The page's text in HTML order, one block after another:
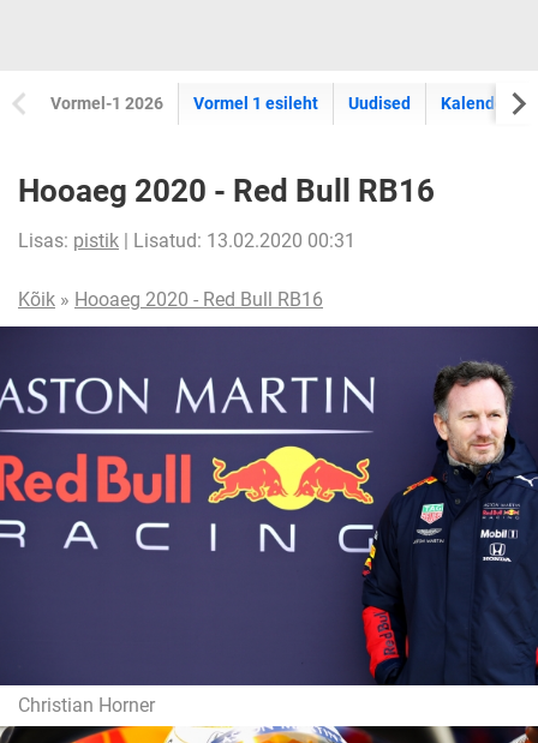
Vormel-1 2026 Vormel 1 esileht Uudised Kalender
Hooaeg 2020 - Red Bull RB16
Lisas: pistik | Lisatud: 13.02.2020 00:31
Kõik » Hooaeg 2020 - Red Bull RB16
Christian Horner